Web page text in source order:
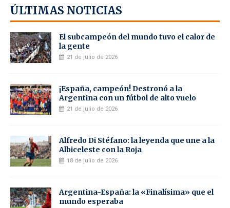
ÚLTIMAS NOTICIAS
El subcampeón del mundo tuvo el calor de
la gente
21 de julio de 2026
¡España, campeón! Destronó a la
Argentina con un fútbol de alto vuelo
21 de julio de 2026
Alfredo Di Stéfano: la leyenda que une a la
Albiceleste con la Roja
18 de julio de 2026
Argentina-España: la «Finalísima» que el
mundo esperaba